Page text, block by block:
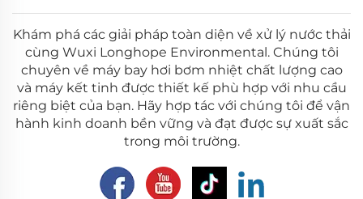
Khám phá các giải pháp toàn diện về xử lý nước thải
cùng Wuxi Longhope Environmental. Chúng tôi
chuyên về máy bay hơi bơm nhiệt chất lượng cao
và máy kết tinh được thiết kế phù hợp với nhu cầu
riêng biệt của bạn. Hãy hợp tác với chúng tôi để vận
hành kinh doanh bền vững và đạt được sự xuất sắc
trong môi trường.